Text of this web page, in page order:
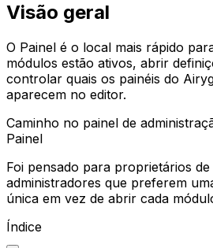
Visão geral
O Painel é o local mais rápido
módulos estão ativos, abrir
controlar quais os painéis do
aparecem no editor.
Caminho no painel de
Painel
Foi pensado para proprietários de
administradores que preferem
única em vez de abrir cada
Índice